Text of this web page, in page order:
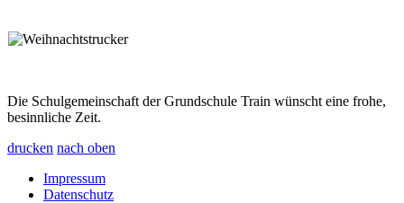
Die Schulgemeinschaft der Grundschule Train wünscht eine frohe,
besinnliche Zeit.
drucken nach oben
Impressum
Datenschutz